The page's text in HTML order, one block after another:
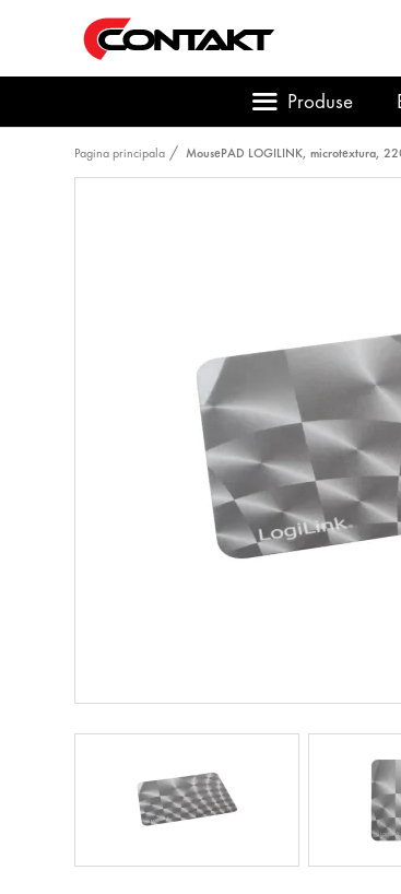
Produse
Pagina principala MousePAD LOGILINK, microtextura,